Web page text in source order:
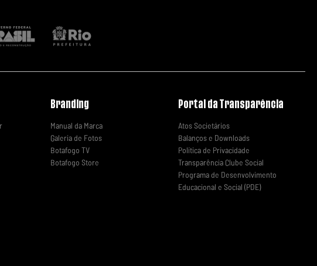
Branding
Manual da Marca
Galeria de Fotos
Botafogo TV
Botafogo Store
Portal da Transparência
Atos Societários
Balanços e Downloads
Política de Privacidade
Transparência Clube Social
Programa de Desenvolvimento
Educacional e Social (PDE)